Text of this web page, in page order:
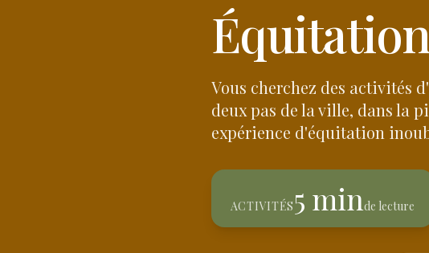
Vous cherchez des activités
deux pas de la ville, dans la
expérience d'équitation
ACTIVITÉS 5 minde lecture